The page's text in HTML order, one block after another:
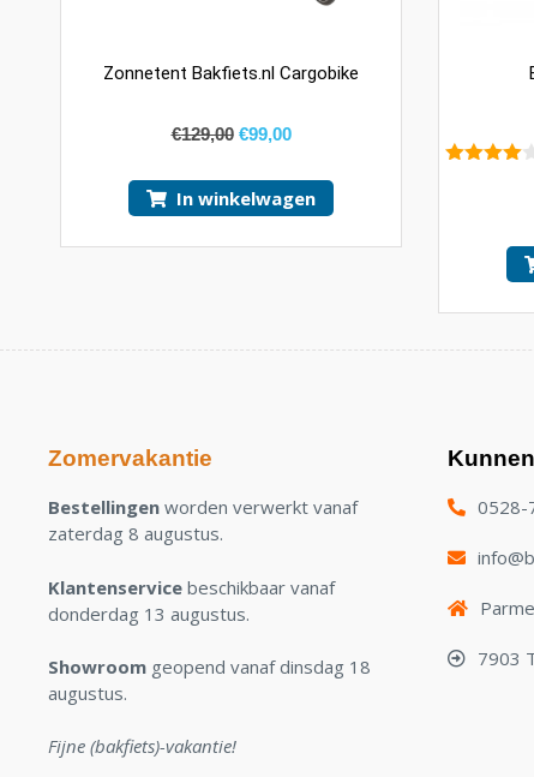
Zonnetent Bakfiets.nl Cargobike
€129,00 €99,00
In winkelwagen
Zomervakantie
Bestellingen worden verwerkt vanaf
zaterdag 8 augustus.
Klantenservice beschikbaar vanaf
donderdag 13 augustus.
Showroom geopend vanaf dinsdag 18
augustus.
Fijne (bakfiets)-vakantie!
0528-
7903